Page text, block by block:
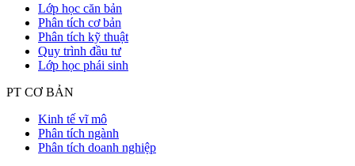
Lớp học căn bản
Phân tích cơ bản
Phân tích kỹ thuật
Quy trình đầu tư
Lớp học phái sinh
PT CƠ BẢN
Kinh tế vĩ mô
Phân tích ngành
Phân tích doanh nghiệp